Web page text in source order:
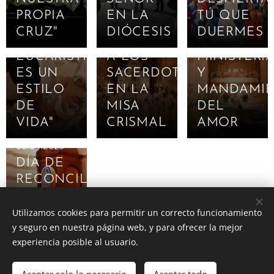
PROPIA
CRUZ"
EN LA
DIÓCESIS
TÚ QUE
DUERMES
MARTÍN:
"CELEBRAR
LA
EUCARISTÍA
ES UN
ESTILO
DE
VIDA"
MENSAJE
DEL
OBISPO
A LOS
SACERDOTES
EN LA
MISA
CRISMAL
06.04.2023
Y
DEL
AMOR
05.04.2023
DÍA DE
RECONCILIACIÓN
SANACIÓN
Artículos antiguos
Utilizamos cookies para permitir un correcto funcionamiento
y seguro en nuestra página web, y para ofrecer la mejor
experiencia posible al usuario.